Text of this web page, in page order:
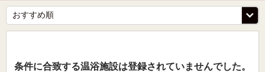
条件に合致する温浴施設は登録されていませんでした。